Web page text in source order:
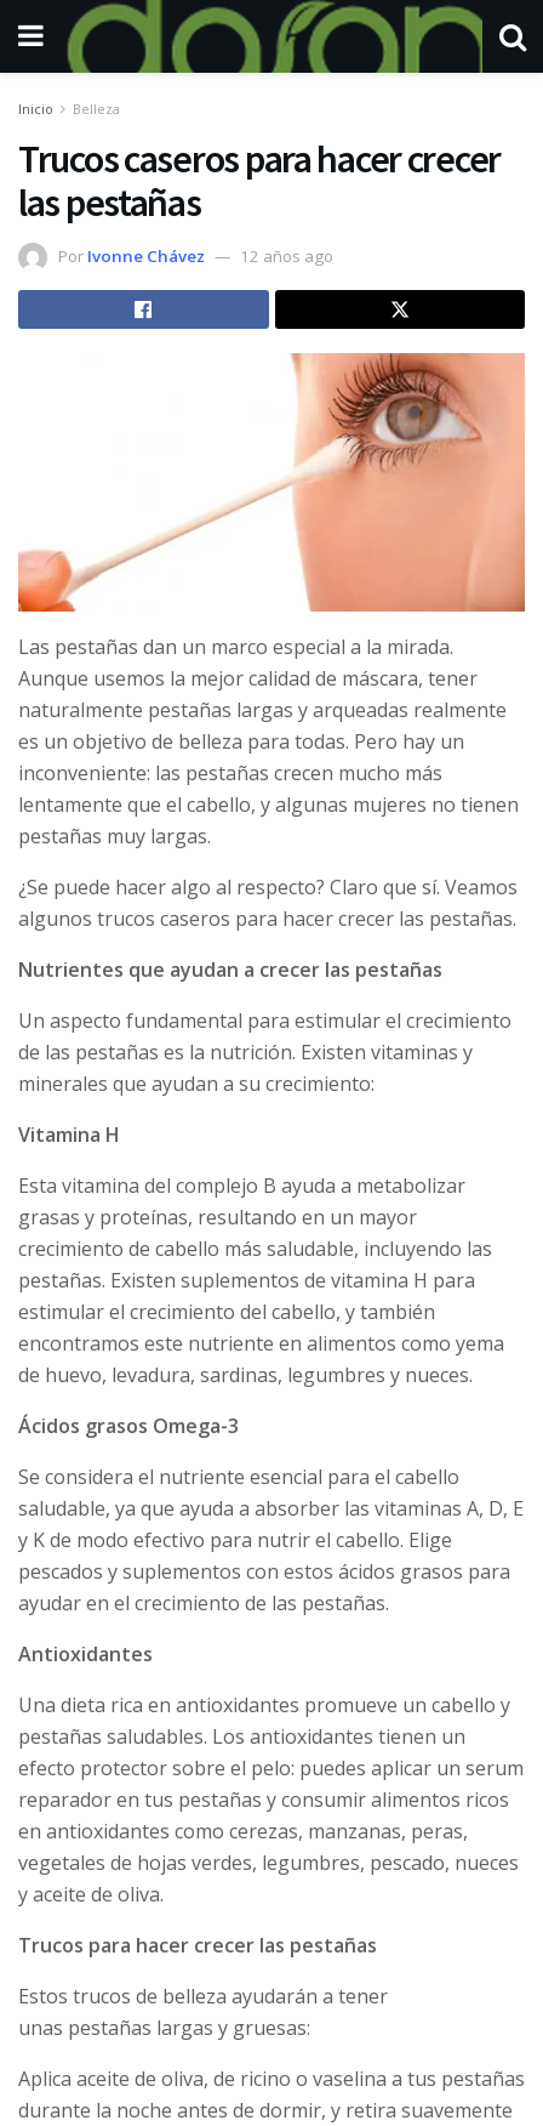
Inicio Belleza
Trucos caseros para hacer crecer
las pestañas
Por Ivonne Chávez 12 años ago
Las pestañas dan un marco especial a la mirada.
Aunque usemos la mejor calidad de máscara, tener
naturalmente pestañas largas y arqueadas realmente
es un objetivo de belleza para todas. Pero hay un
inconveniente: las pestañas crecen mucho más
lentamente que el cabello, y algunas mujeres no tienen
pestañas muy largas.
¿Se puede hacer algo al respecto? Claro que sí. Veamos
algunos trucos caseros para hacer crecer las pestañas.
Nutrientes que ayudan a crecer las pestañas
Un aspecto fundamental para estimular el crecimiento
de las pestañas es la nutrición. Existen vitaminas y
minerales que ayudan a su crecimiento:
Vitamina H
Esta vitamina del complejo B ayuda a metabolizar
grasas y proteínas, resultando en un mayor
crecimiento de cabello más saludable, incluyendo las
pestañas. Existen suplementos de vitamina H para
estimular el crecimiento del cabello, y también
encontramos este nutriente en alimentos como yema
de huevo, levadura, sardinas, legumbres y nueces.
Ácidos grasos Omega-3
Se considera el nutriente esencial para el cabello
saludable, ya que ayuda a absorber las vitaminas A, D, E
y K de modo efectivo para nutrir el cabello. Elige
pescados y suplementos con estos ácidos grasos para
ayudar en el crecimiento de las pestañas.
Antioxidantes
Una dieta rica en antioxidantes promueve un cabello y
pestañas saludables. Los antioxidantes tienen un
efecto protector sobre el pelo: puedes aplicar un serum
reparador en tus pestañas y consumir alimentos ricos
en antioxidantes como cerezas, manzanas, peras,
vegetales de hojas verdes, legumbres, pescado, nueces
y aceite de oliva.
Trucos para hacer crecer las pestañas
Estos trucos de belleza ayudarán a tener
unas pestañas largas y gruesas:
Aplica aceite de oliva, de ricino o vaselina a tus pestañas
durante la noche antes de dormir, y retira suavemente